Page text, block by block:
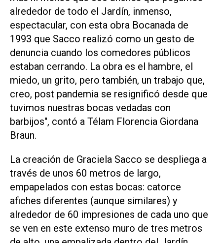
alrededor de todo el Jardín, inmenso,
espectacular, con esta obra Bocanada de
1993 que Sacco realizó como un gesto de
denuncia cuando los comedores públicos
estaban cerrando. La obra es el hambre, el
miedo, un grito, pero también, un trabajo que,
creo, post pandemia se resignificó desde que
tuvimos nuestras bocas vedadas con
barbijos", contó a Télam Florencia Giordana
Braun.
La creación de Graciela Sacco se despliega a
través de unos 60 metros de largo,
empapelados con estas bocas: catorce
afiches diferentes (aunque similares) y
alrededor de 60 impresiones de cada uno que
se ven en este extenso muro de tres metros